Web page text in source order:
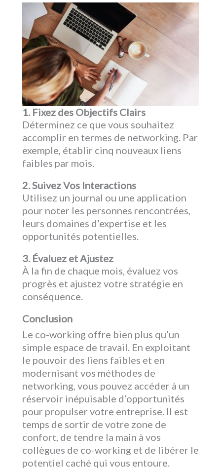
1. Fixez des Objectifs Clairs
Déterminez ce que vous souhaitez
accomplir en termes de networking. Par
exemple, établir cinq nouveaux liens
faibles par mois.
2. Suivez Vos Interactions
Utilisez un journal ou une application
pour noter les personnes rencontrées,
leurs domaines d’expertise et les
opportunités potentielles.
3. Évaluez et Ajustez
À la fin de chaque mois, évaluez vos
progrès et ajustez votre stratégie en
conséquence.
Conclusion
Le co-working offre bien plus qu’un
simple espace de travail. En exploitant
le pouvoir des liens faibles et en
modernisant vos méthodes de
networking, vous pouvez accéder à un
réservoir inépuisable d’opportunités
pour propulser votre entreprise. Il est
temps de sortir de votre zone de
confort, de tendre la main à vos
collègues de co-working et de libérer le
potentiel caché qui vous entoure.